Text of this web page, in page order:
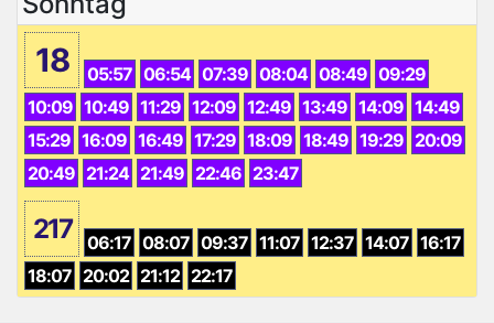
18 05:57 06:54 07:39 08:04 08:49 09:29
10:09 10:49 11:29 12:09 12:49 13:49 14:09 14:49
15:29 16:09 16:49 17:29 18:09 18:49 19:29 20:09
20:49 21:24 21:49 22:46 23:47
217 06:17 08:07 09:37 11:07 12:37 14:07 16:17
18:07 20:02 21:12 22:17